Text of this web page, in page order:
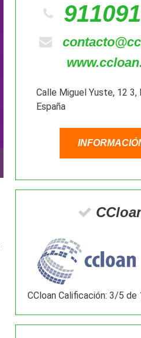
Calle Miguel Yuste, 12 3,
España
CCloanCalificación: 3/5 de